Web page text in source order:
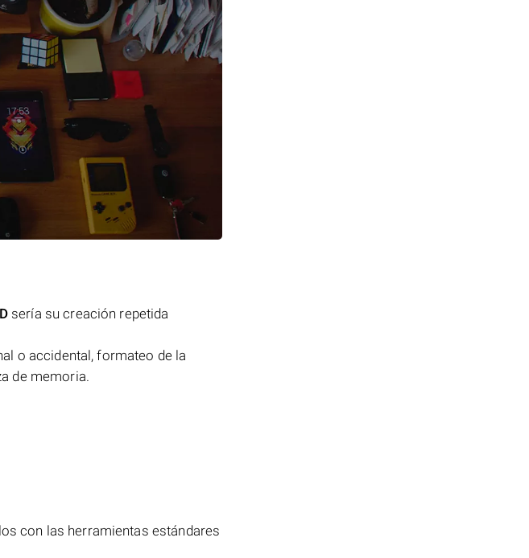
sería su creación repetida
o accidental, formateo de la
de memoria.
con las herramientas estándares